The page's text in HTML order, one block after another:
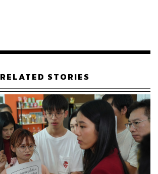
RELATED STORIES